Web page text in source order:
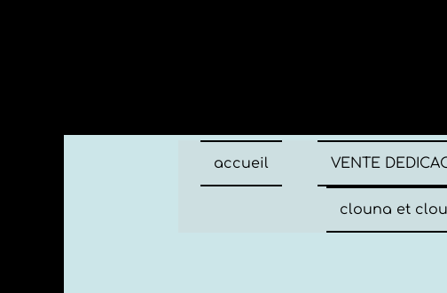
accueil VENTE
clouna et